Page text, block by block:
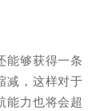
能够获得一条
减，这样对于
能力也将会超